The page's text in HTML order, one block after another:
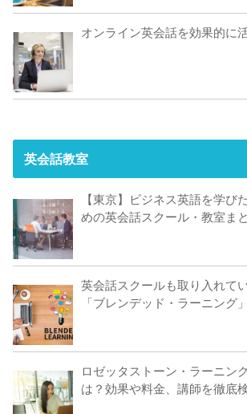
オンライン英会話を効果的に
英会話教室
【東京】ビジネス英語を学び
めの英会話スクール・教室ま
英会話スクールも取り入れて
「ブレンデッド・ラーニング
ロゼッタストーン・ラーニン
は？効果や料金、講師を徹底